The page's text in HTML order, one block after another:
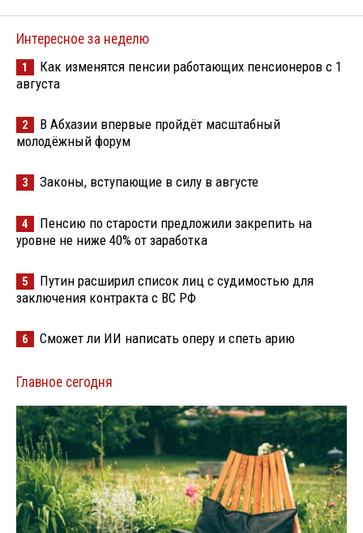
Интересное за неделю
1
Как изменятся пенсии работающих пенсионеров с 1
августа
2
В Абхазии впервые пройдёт масштабный
молодёжный форум
3 Законы, вступающие в силу в августе
4
Пенсию по старости предложили закрепить на
уровне не ниже 40% от заработка
5
Путин расширил список лиц с судимостью для
заключения контракта с ВС РФ
6 Сможет ли ИИ написать оперу и спеть арию
Главное сегодня